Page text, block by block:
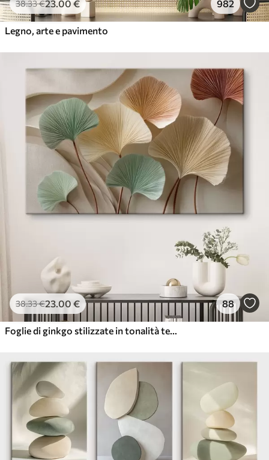
38.33€23.00 € 982
Legno, arte e pavimento
38.33€23.00 € 88
Foglie di ginkgo stilizzate in tonalità tenui